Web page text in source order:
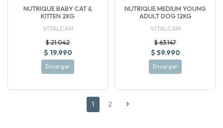
NUTRIQUE BABY CAT &
KITTEN 2KG
VITALCAN
$ 21.042
$ 19.990
Encargar
NUTRIQUE MEDIUM YOUNG
ADULT DOG 12KG
VITALCAN
$ 63.147
$ 59.990
Encargar
1 2